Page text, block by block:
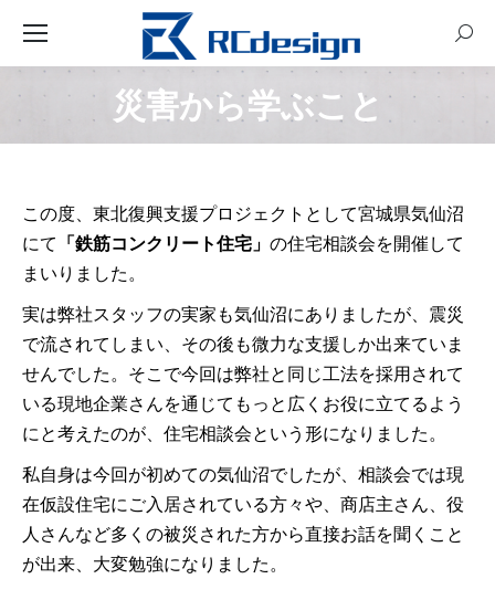
災害から学ぶこと
You are here:
この度、東北復興支援プロジェクトとして宮城県気仙沼
にて 「鉄筋コンクリート住宅」 の住宅相談会を開催して
まいりました。
実は弊社スタッフの実家も気仙沼にありましたが、震災
で流されてしまい、その後も微力な支援しか出来ていま
せんでした。そこで今回は弊社と同じ工法を採用されて
いる現地企業さんを通じてもっと広くお役に立てるよう
にと考えたのが、住宅相談会という形になりました。
私自身は今回が初めての気仙沼でしたが、 相談会では現
在仮設住宅にご入居されている方々や、商店主さん、役
人さんなど多くの被災された方から直接お話を聞くこと
が出来、大変勉強になりました。